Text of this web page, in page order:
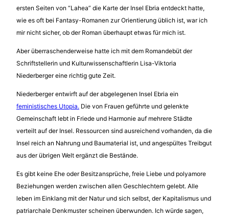
ersten Seiten von “Lahea” die Karte der Insel Ebria entdeckt hatte,
wie es oft bei Fantasy-Romanen zur Orientierung üblich ist, war ich
mir nicht sicher, ob der Roman überhaupt etwas für mich ist.
Aber überraschenderweise hatte ich mit dem Romandebüt der
Schriftstellerin und Kulturwissenschaftlerin Lisa-Viktoria
Niederberger eine richtig gute Zeit.
Niederberger entwirft auf der abgelegenen Insel Ebria ein
feministisches Utopia. Die von Frauen geführte und gelenkte
Gemeinschaft lebt in Friede und Harmonie auf mehrere Städte
verteilt auf der Insel. Ressourcen sind ausreichend vorhanden, da die
Insel reich an Nahrung und Baumaterial ist, und angespültes Treibgut
aus der übrigen Welt ergänzt die Bestände.
Es gibt keine Ehe oder Besitzansprüche, freie Liebe und polyamore
Beziehungen werden zwischen allen Geschlechtern gelebt. Alle
leben im Einklang mit der Natur und sich selbst, der Kapitalismus und
patriarchale Denkmuster scheinen überwunden. Ich würde sagen,